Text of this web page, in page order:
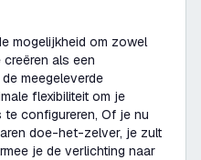
mogelijkheid om zowel
als een
meegeleverde
flexibiliteit om je
configureren, Of je nu
doe-het-zelver, je zult
je de verlichting naar